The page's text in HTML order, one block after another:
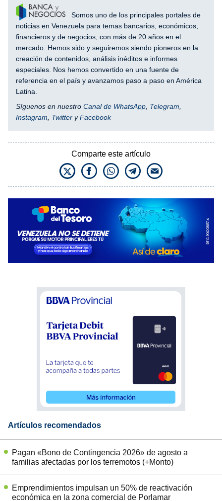
Somos uno de los principales portales de
noticias en Venezuela para temas bancarios, económicos,
financieros y de negocios, con más de 20 años en el
mercado. Hemos sido y seguiremos siendo pioneros en la
creación de contenidos, análisis inéditos e informes
especiales. Nos hemos convertido en una fuente de
referencia en el país y avanzamos paso a paso en América
Latina.
Síguenos en nuestro Canal de WhatsApp Telegram
Instagram
Twitter yFacebook
Comparte este artículo
Artículos recomendados
Pagan «Bono de Contingencia 2026» de agosto a
familias afectadas por los terremotos (+Monto)
Emprendimientos impulsan un 50% de reactivación
económica en la zona comercial de Porlamar